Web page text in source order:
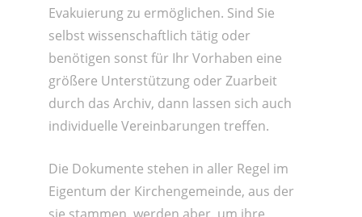
Evakuierung zu ermöglichen. Sind Sie
selbst wissenschaftlich tätig oder
benötigen sonst für Ihr Vorhaben eine
größere Unterstützung oder Zuarbeit
durch das Archiv, dann lassen sich auch
individuelle Vereinbarungen treffen.
Die Dokumente stehen in aller Regel im
Eigentum der Kirchengemeinde, aus der